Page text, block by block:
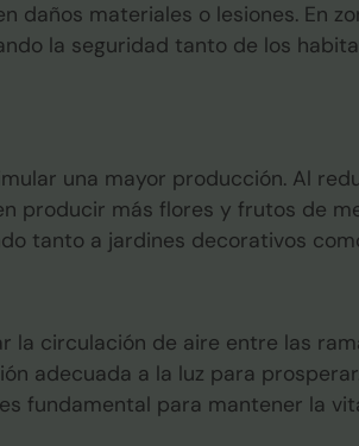
materiales o lesiones. En
la seguridad tanto de los
una mayor producción. Al
producir más flores y frutos de
tanto a jardines decorativos
la circulación de aire entre las
adecuada a la luz para
fundamental para mantener la